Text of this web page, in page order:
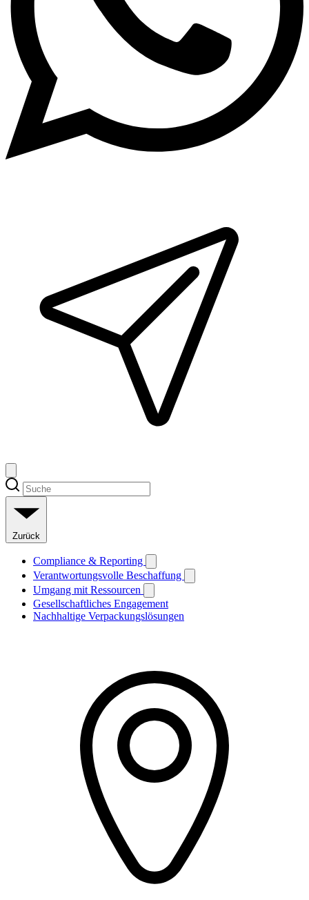
Zurück
Compliance & Reporting
Verantwortungsvolle Beschaffung
Umgang mit Ressourcen
Gesellschaftliches Engagement
Nachhaltige Verpackungslösungen